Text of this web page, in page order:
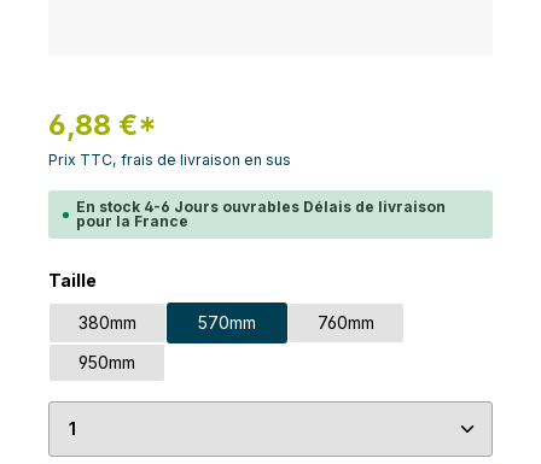
6,88 €*
Prix TTC, frais de livraison en sus
En stock 4-6 Jours ouvrables Délais de livraison
pour la France
Sélectionnez
Taille
380mm 570mm
760mm
950mm
Quantité de produit : Entrez la quantité